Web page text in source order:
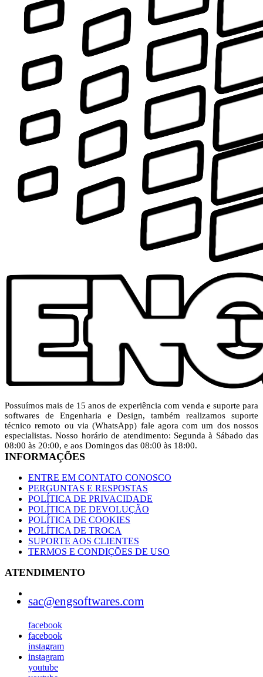
Possuímos mais de 15 anos de experiência com venda e suporte para
softwares de Engenharia e Design, também realizamos suporte
técnico remoto ou via (WhatsApp) fale agora com um dos ‎nossos
especialistas. Nosso horário de atendimento: Segunda à Sábado das
08:00 às 20:00,‎ e aos Domingos das 08:00 às 18:00.
INFORMAÇÕES
ENTRE EM CONTATO CONOSCO
PERGUNTAS E RESPOSTAS
POLÍTICA‎‎ DE PRIVACIDADE
POLÍTICA DE‎ DEVOLUÇÃO
POLÍTICA DE COOKIES
POLÍTICA ‎DE ‎‎TROCA
SUPORTE AOS CLIENTES
TERMOS E CONDIÇŌES DE USO
ATENDIMENTO
sac@engsoftwares.com
facebook
facebook
instagram
instagram
youtube